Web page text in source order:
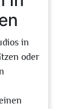
in
oder